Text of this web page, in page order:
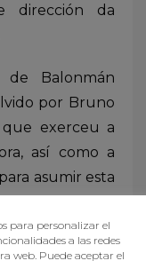
dirección da
de Balonmán
por Bruno
exerceu a
así como a
asumir esta
o futuro da
para personalizar el
a las redes
web. Puede aceptar el